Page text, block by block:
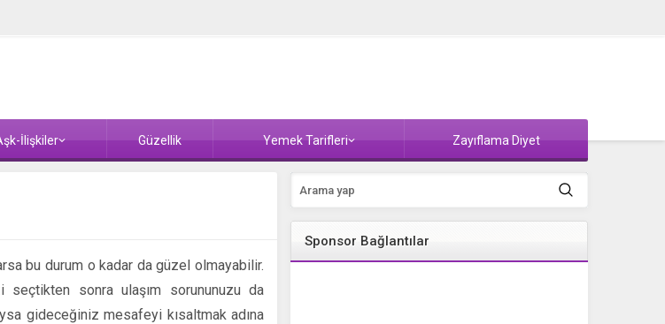
İlişkiler Güzellik Yemek Tarifleri Zayıflama Diyet
bu durum o kadar da güzel olmayabilir.
seçtikten sonra ulaşım sorununuzu da
gideceğiniz mesafeyi kısaltmak adına
Sponsor Bağlantılar